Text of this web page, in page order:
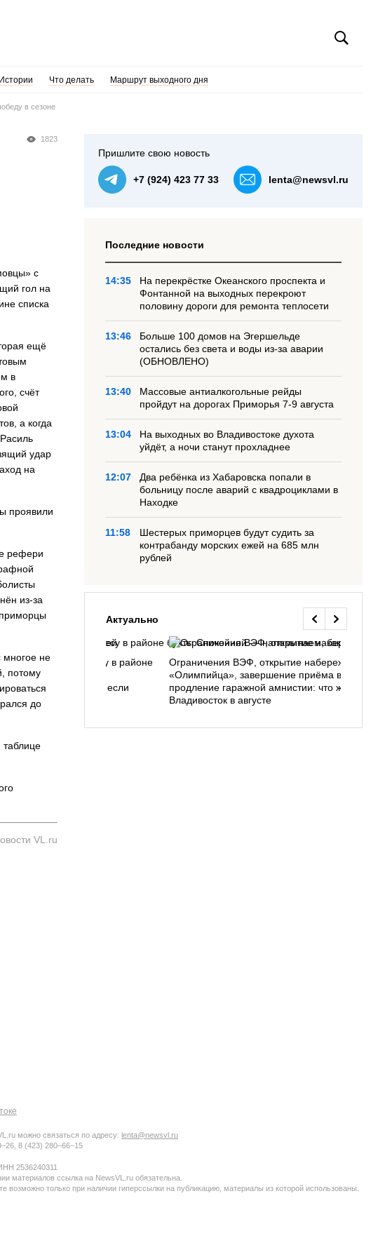
Истории Что делать Маршрут выходного дня
в сезоне
1823
с
гол на
списка
ещё
в
счёт
а когда
удар
на
проявили
рефери
из-за
многое не
потому
до
таблице
VL.ru
Пришлите свою новость
+7 (924) 423 77 33 lenta@newsvl.ru
Последние новости
14:35
На перекрёстке Океанского проспекта и
Фонтанной на выходных перекроют
половину дороги для ремонта теплосети
13:46
Больше 100 домов на Эгершельде
остались без света и воды из-за аварии
(ОБНОВЛЕНО)
13:40
Массовые антиалкогольные рейды
пройдут на дорогах Приморья 7-9 августа
13:04
На выходных во Владивостоке духота
уйдёт, а ночи станут прохладнее
12:07
Два ребёнка из Хабаровска попали в
больницу после аварий с квадроциклами в
Находке
11:58
Шестерых приморцев будут судить за
контрабанду морских ежей на 685 млн
рублей
Актуально
заблудилась в лесу в районе
— напоминаем, как
походу, и что делать, если
Ограничения ВЭФ, открытие набережной у
«Олимпийца», завершение приёма в вузы,
продление гаражной амнистии: что ждёт
Владивосток в августе
можно связаться по адресу: lenta@newsvl.ru
8 (423) 280−66−15
2536240311
материалов ссылка на NewsVL.ru обязательна.
возможно только при наличии гиперссылки на публикацию, материалы из которой использованы.